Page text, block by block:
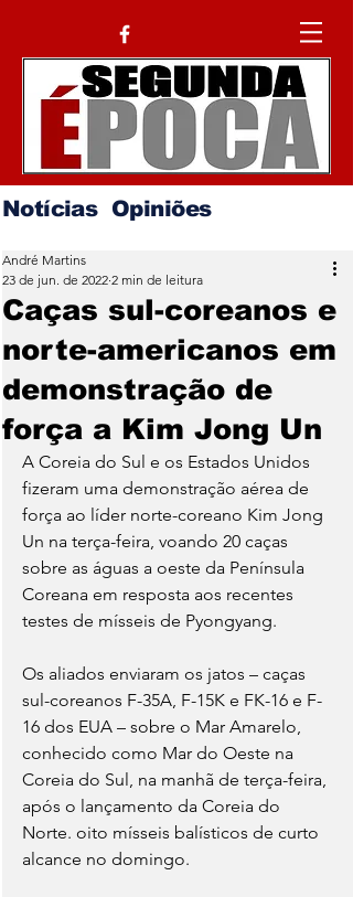
Notícias Opiniões
Caças sul-coreanos e
norte-americanos em
demonstração de
força a Kim Jong Un
André Martins
23 de jun. de 2022 2 min de leitura
A Coreia do Sul e os Estados Unidos
fizeram uma demonstração aérea de
força ao líder norte-coreano Kim Jong
Un na terça-feira, voando 20 caças
sobre as águas a oeste da Península
Coreana em resposta aos recentes
testes de mísseis de Pyongyang.
Os aliados enviaram os jatos – caças
sul-coreanos F-35A, F-15K e FK-16 e F-
16 dos EUA – sobre o Mar Amarelo,
conhecido como Mar do Oeste na
Coreia do Sul, na manhã de terça-feira,
após o lançamento da Coreia do
Norte. oito mísseis balísticos de curto
alcance no domingo.